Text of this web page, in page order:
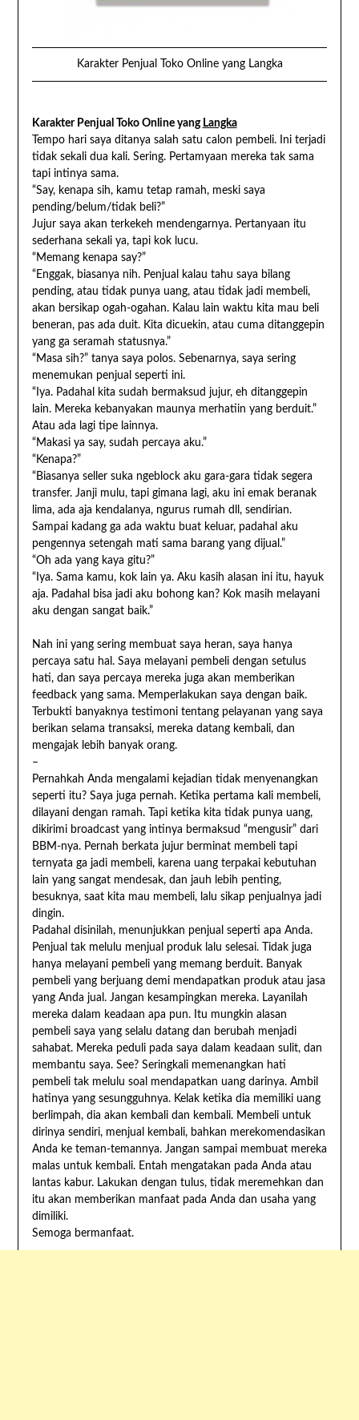
Karakter Penjual Toko Online yang Langka
Karakter Penjual Toko Online yang Langka
Tempo hari saya ditanya salah satu calon pembeli. Ini terjadi
tidak sekali dua kali. Sering. Pertamyaan mereka tak sama
tapi intinya sama.
“Say, kenapa sih, kamu tetap ramah, meski saya
pending/belum/tidak beli?”
Jujur saya akan terkekeh mendengarnya. Pertanyaan itu
sederhana sekali ya, tapi kok lucu.
“Memang kenapa say?”
“Enggak, biasanya nih. Penjual kalau tahu saya bilang
pending, atau tidak punya uang, atau tidak jadi membeli,
akan bersikap ogah-ogahan. Kalau lain waktu kita mau beli
beneran, pas ada duit. Kita dicuekin, atau cuma ditanggepin
yang ga seramah statusnya.”
“Masa sih?” tanya saya polos. Sebenarnya, saya sering
menemukan penjual seperti ini.
“Iya. Padahal kita sudah bermaksud jujur, eh ditanggepin
lain. Mereka kebanyakan maunya merhatiin yang berduit.”
Atau ada lagi tipe lainnya.
“Makasi ya say, sudah percaya aku.”
“Kenapa?”
“Biasanya seller suka ngeblock aku gara-gara tidak segera
transfer. Janji mulu, tapi gimana lagi, aku ini emak beranak
lima, ada aja kendalanya, ngurus rumah dll, sendirian.
Sampai kadang ga ada waktu buat keluar, padahal aku
pengennya setengah mati sama barang yang dijual.”
“Oh ada yang kaya gitu?”
“Iya. Sama kamu, kok lain ya. Aku kasih alasan ini itu, hayuk
aja. Padahal bisa jadi aku bohong kan? Kok masih melayani
aku dengan sangat baik.”
Nah ini yang sering membuat saya heran, saya hanya
percaya satu hal. Saya melayani pembeli dengan setulus
hati, dan saya percaya mereka juga akan memberikan
feedback yang sama. Memperlakukan saya dengan baik.
Terbukti banyaknya testimoni tentang pelayanan yang saya
berikan selama transaksi, mereka datang kembali, dan
mengajak lebih banyak orang.
–
Pernahkah Anda mengalami kejadian tidak menyenangkan
seperti itu? Saya juga pernah. Ketika pertama kali membeli,
dilayani dengan ramah. Tapi ketika kita tidak punya uang,
dikirimi broadcast yang intinya bermaksud “mengusir” dari
BBM-nya. Pernah berkata jujur berminat membeli tapi
ternyata ga jadi membeli, karena uang terpakai kebutuhan
lain yang sangat mendesak, dan jauh lebih penting,
besuknya, saat kita mau membeli, lalu sikap penjualnya jadi
dingin.
Padahal disinilah, menunjukkan penjual seperti apa Anda.
Penjual tak melulu menjual produk lalu selesai. Tidak juga
hanya melayani pembeli yang memang berduit. Banyak
pembeli yang berjuang demi mendapatkan produk atau jasa
yang Anda jual. Jangan kesampingkan mereka. Layanilah
mereka dalam keadaan apa pun. Itu mungkin alasan
pembeli saya yang selalu datang dan berubah menjadi
sahabat. Mereka peduli pada saya dalam keadaan sulit, dan
membantu saya. See? Seringkali memenangkan hati
pembeli tak melulu soal mendapatkan uang darinya. Ambil
hatinya yang sesungguhnya. Kelak ketika dia memiliki uang
berlimpah, dia akan kembali dan kembali. Membeli untuk
dirinya sendiri, menjual kembali, bahkan merekomendasikan
Anda ke teman-temannya. Jangan sampai membuat mereka
malas untuk kembali. Entah mengatakan pada Anda atau
lantas kabur. Lakukan dengan tulus, tidak meremehkan dan
itu akan memberikan manfaat pada Anda dan usaha yang
dimiliki.
Semoga bermanfaat.